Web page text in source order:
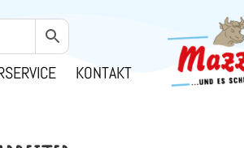
KONTAKT